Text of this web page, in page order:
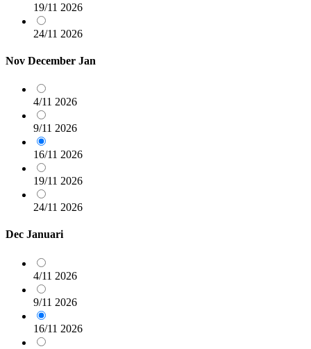
19/11 2026
24/11 2026
Nov December Jan
4/11 2026
9/11 2026
16/11 2026
19/11 2026
24/11 2026
Dec Januari
4/11 2026
9/11 2026
16/11 2026